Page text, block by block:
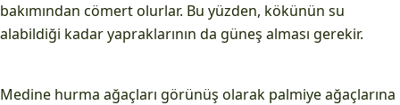
bakımından cömert olurlar. Bu yüzden, kökünün su
alabildiği kadar yapraklarının da güneş alması gerekir.
Medine hurma ağaçları görünüş olarak palmiye ağaçlarına